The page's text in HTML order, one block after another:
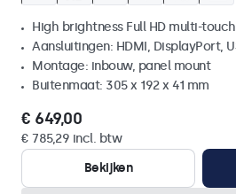
High brightness Full HD multi-
Aansluitingen: HDMI, DisplayPort,
Montage: inbouw, panel mount
Buitenmaat: 305 x 192 x 41 mm
€ 649,00
€ 785,29 incl. btw
Bekijken